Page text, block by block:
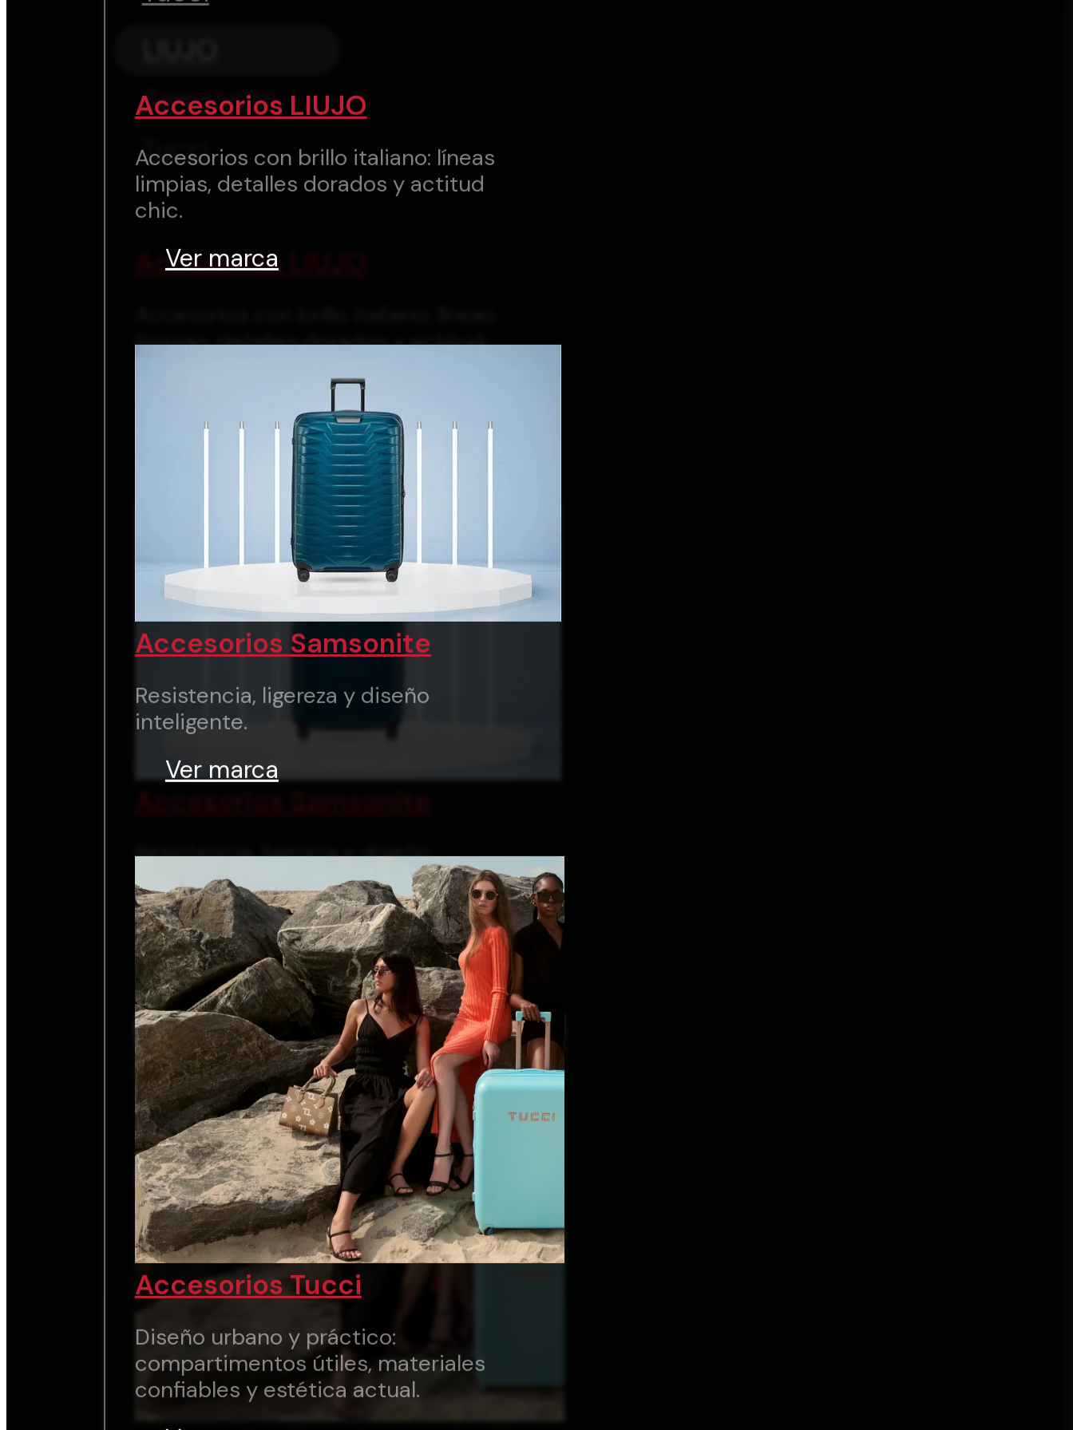
Samsonite
Tucci
Accesorios LIUJO
limpias, detalles dorados y actitud
Ver marca
Accesorios Samsonite
Resistencia, ligereza y diseño
inteligente.
Ver marca
Accesorios LIUJO
Accesorios con brillo italiano: líneas
limpias, detalles dorados y actitud
chic.
Ver marca
Accesorios Samsonite
Resistencia, ligereza y diseño
inteligente.
Ver marca
Accesorios Tucci
Diseño urbano y práctico:
compartimentos útiles, materiales
confiables y estética actual.